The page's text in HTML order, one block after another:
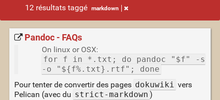
12 résultats taggé markdown
Pandoc - FAQs
On linux or OSX:
for f in *.txt; do pandoc "$f" -s
-o "${f%.txt}.rtf"; done
Pour tenter de convertir des pages dokuwiki vers
Pelican (avec du strict-markdown )